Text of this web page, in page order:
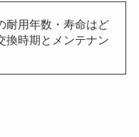
耐用年数・寿命はど
換時期とメンテナン